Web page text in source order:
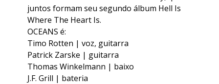
juntos formam seu segundo álbum Hell Is
Where The Heart Is.
OCEANS é:
Timo Rotten | voz, guitarra
Patrick Zarske | guitarra
Thomas Winkelmann | baixo
J.F. Grill | bateria